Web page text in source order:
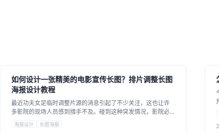
如何设计一张精美的电影宣传长图？排片调整长图
海报设计教程
最近功夫女足临时调整片源的消息引起了不少关注，这也让许
多影院的现场人员感到措手不及。碰到这种突发情况，影院必
须要在极短的时间内重新排片，并把最新的临时调整通知发给
观众。在这种争分夺秒的时刻，如何快速搞定一张清晰明了的
海报设计 长图海报